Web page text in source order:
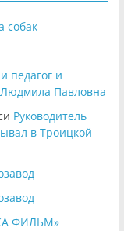
собак
педагог и
Павловна
Руководитель
в Троицкой
ФИЛЬМ»